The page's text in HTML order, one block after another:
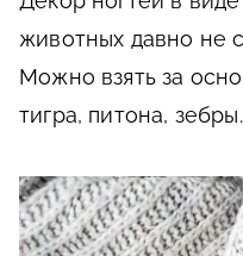
животных давно не
Можно взять за
тигра, питона, зебры.